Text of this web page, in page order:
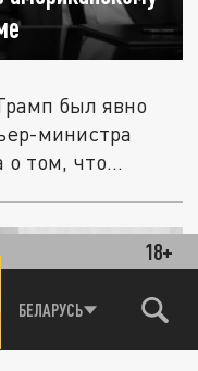
18+
БЕЛАРУСЬ
был явно
министра
том, что...